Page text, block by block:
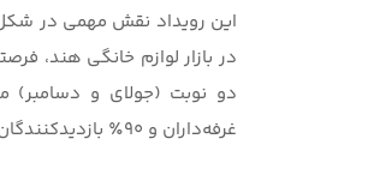
در بازار لوازم خانگی هند،
غرفه‌داران و ۹۰٪ بازدیدکنندگان)، نشان‌دهنده رضایت و موفقیت این رویداد است.